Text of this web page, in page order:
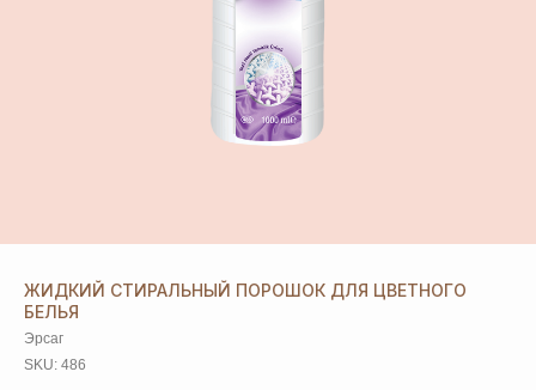
ЖИДКИЙ СТИРАЛЬНЫЙ ПОРОШОК ДЛЯ ЦВЕТНОГО
БЕЛЬЯ
Эрсаг
SKU: 486